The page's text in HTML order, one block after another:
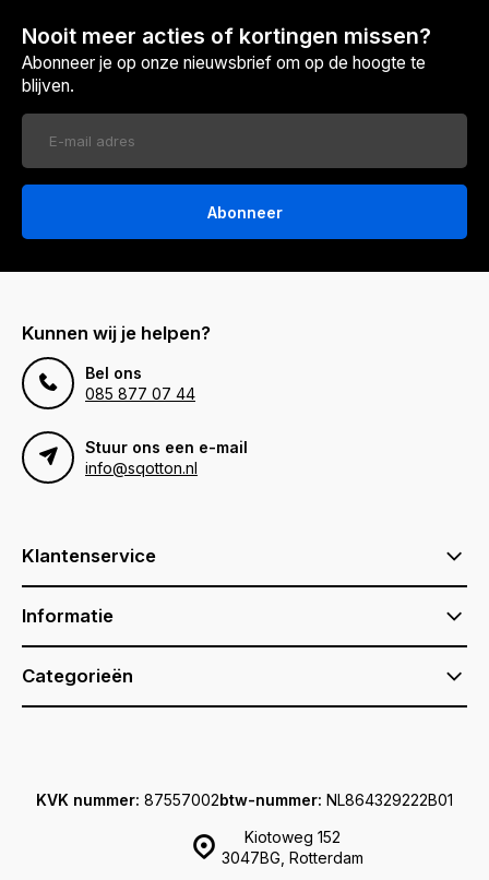
Nooit meer acties of kortingen missen?
Abonneer je op onze nieuwsbrief om op de hoogte te
blijven.
Abonneer
Kunnen wij je helpen?
Bel ons
085 877 07 44
Stuur ons een e-mail
info@sqotton.nl
Klantenservice
Informatie
Categorieën
Kiotoweg 152
3047BG, Rotterdam
KVK nummer: 87557002btw-nummer: NL864329222B01